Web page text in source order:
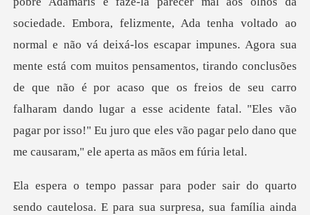
a, felizmente, Ada tenha voltado ao
normal e não vá deixá-los escapar impunes. Agora sua
mente está com muitos pensamentos, tirando conclusões
de que não é por acaso que os fre
E para sua surpresa, sua família ainda